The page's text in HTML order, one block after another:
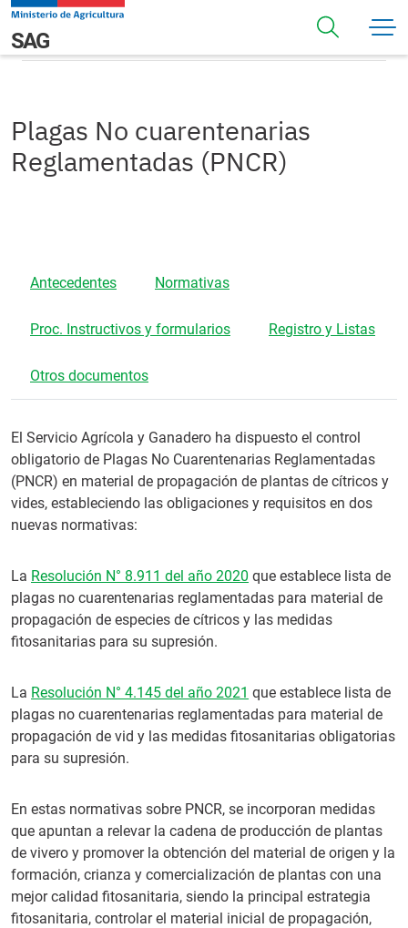
Pasar al contenido principal
Navegación principal
SAGPlagas No cuarentenarias Reglamentadas (PNCR)
Plagas No cuarentenarias
Reglamentadas (PNCR)
Antecedentes Normativas
Proc. Instructivos y formularios Registro y Listas
Otros documentos
El Servicio Agrícola y Ganadero ha dispuesto el control
obligatorio de Plagas No Cuarentenarias Reglamentadas
(PNCR) en material de propagación de plantas de cítricos y
vides, estableciendo las obligaciones y requisitos en dos
nuevas normativas:
La Resolución N° 8.911 del año 2020 que establece lista de
plagas no cuarentenarias reglamentadas para material de
propagación de especies de cítricos y las medidas
fitosanitarias para su supresión.
La Resolución N° 4.145 del año 2021 que establece lista de
plagas no cuarentenarias reglamentadas para material de
propagación de vid y las medidas fitosanitarias obligatorias
para su supresión.
En estas normativas sobre PNCR, se incorporan medidas
que apuntan a relevar la cadena de producción de plantas
de vivero y promover la obtención del material de origen y la
formación, crianza y comercialización de plantas con una
mejor calidad fitosanitaria, siendo la principal estrategia
fitosanitaria, controlar el material inicial de propagación,